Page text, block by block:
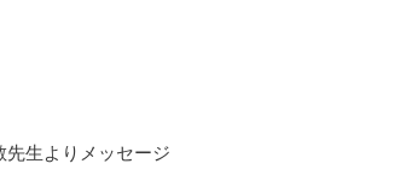
生よりメッセージ